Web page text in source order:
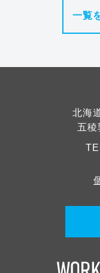
一覧
北海
五